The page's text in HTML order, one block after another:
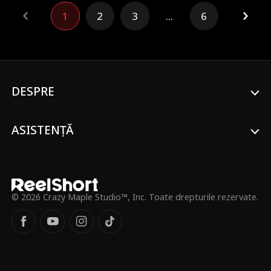
este batjocorit și tratat ca un servitor.
Când perioada se încheie, el pleacă discret.
Fără protecția sa, norocul familiei se
1 2 3 ... 6
DESPRE
ASISTENȚĂ
© 2026 Crazy Maple Studio™, Inc. Toate drepturile rezervate.